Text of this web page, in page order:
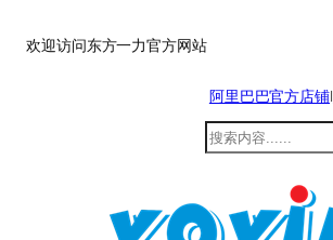
至欢迎访问东方一力官方网站
阿里巴巴官方店铺|
搜
索